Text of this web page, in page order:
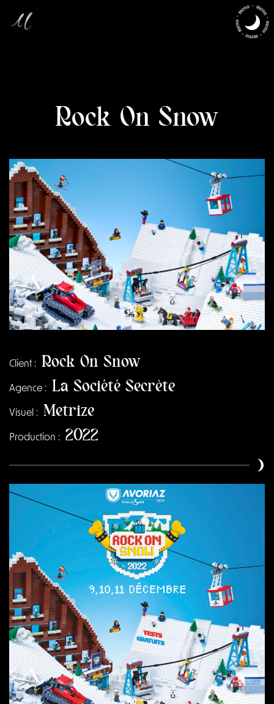
Rock On Snow
Client : Rock On Snow
Agence : La Société Secrète
Visuel : Metrize
Production : 2022